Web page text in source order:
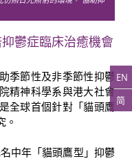
EN
简
鬱症臨床治癒機會
季節性及非季節性抑鬱
精神科學系與港大社會
全球首個針對「貓頭鷹
。
中年「貓頭鷹型」抑鬱